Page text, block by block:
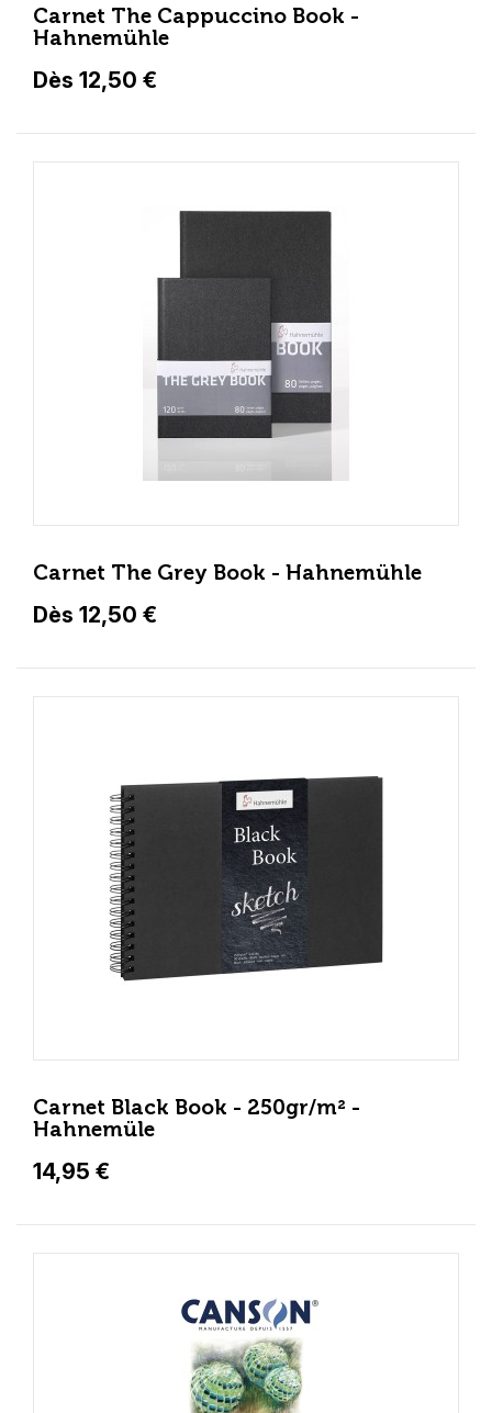
Carnet The Cappuccino Book -
Hahnemühle
Dès 12,50 €
Carnet The Grey Book - Hahnemühle
Dès 12,50 €
Carnet Black Book - 250gr/m² -
Hahnemüle
14,95 €